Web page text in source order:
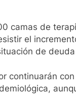
camas de
el
de
continuarán